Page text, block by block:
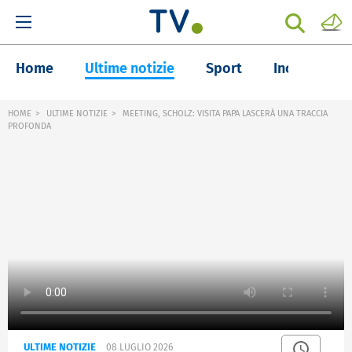
Home Ultime notizie Sport Inchieste
HOME ULTIME NOTIZIE
MEETING, SCHOLZ: VISITA PAPA LASCERÀ UNA TRACCIA
PROFONDA
ULTIME NOTIZIE 08 LUGLIO 2026